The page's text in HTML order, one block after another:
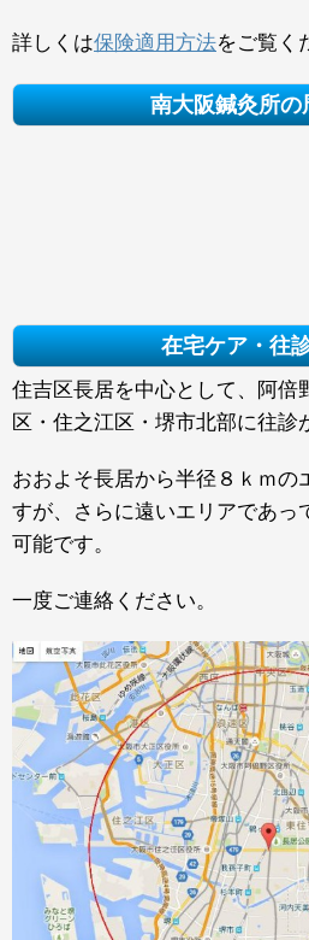
詳しくは保険適用方法をご覧く
南大阪鍼灸所の
在宅ケア・往
住吉区長居を中心として、阿倍
区・住之江区・堺市北部に往診
おおよそ長居から半径８ｋｍの
すが、さらに遠いエリアであっ
可能です。
一度ご連絡ください。